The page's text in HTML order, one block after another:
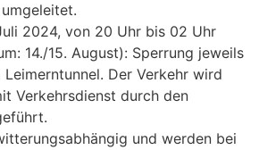
2024, von 20 Uhr bis 02 Uhr
14./15. August): Sperrung jeweils
Der Verkehr wird
Verkehrsdienst durch den
und werden bei